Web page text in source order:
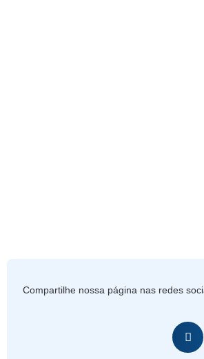
Compartilhe nossa página nas redes